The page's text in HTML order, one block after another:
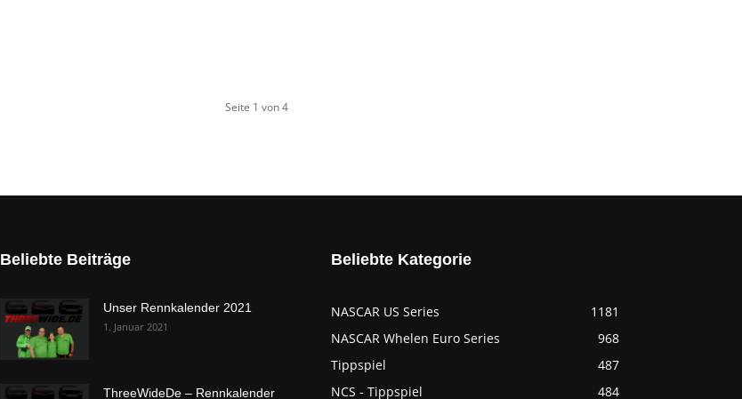
Seite 1 von 4
Beliebte Beiträge
Unser Rennkalender 2021
1. Januar 2021
ThreeWideDe – Rennkalender
Beliebte Kategorie
NASCAR US Series
1181
NASCAR Whelen Euro Series
968
Tippspiel
487
NCS - Tippspiel
484